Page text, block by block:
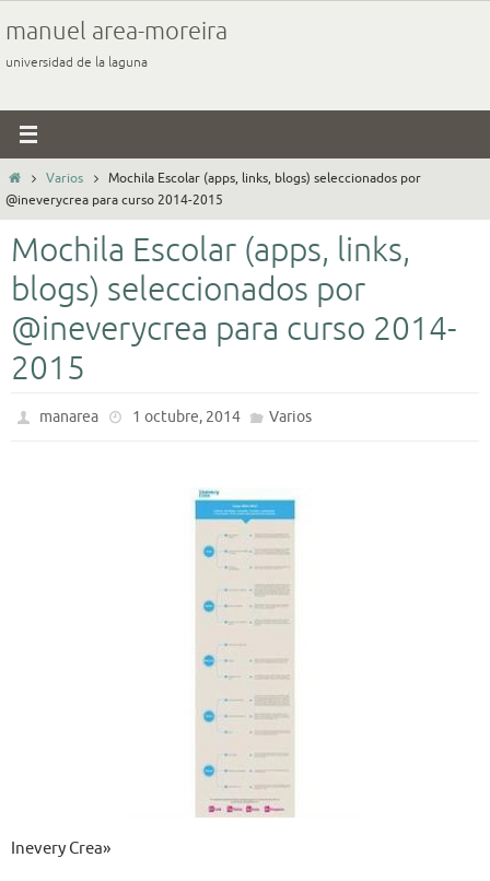
al
contenido
manuel area-moreira
universidad de la laguna
InicioVarios
Mochila Escolar (apps, links, blogs) seleccionados por
@ineverycrea para curso 2014-2015
Mochila Escolar (apps, links,
blogs) seleccionados por
@ineverycrea para curso 2014-
2015
manarea 1 octubre, 2014 Varios
Inevery Crea»